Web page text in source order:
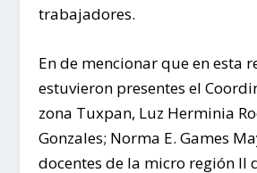
trabajadores.
En de mencionar que en esta
estuvieron presentes el
zona Tuxpan, Luz Herminia
Gonzales; Norma E. Games
docentes de la micro región II